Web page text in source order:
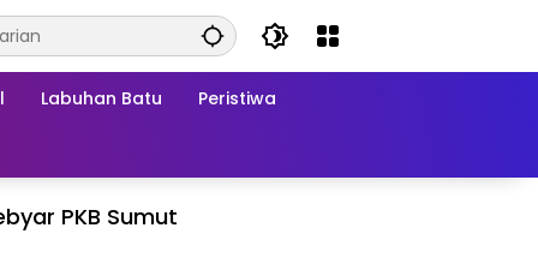
Labuhan Batu Peristiwa
PKB Sumut